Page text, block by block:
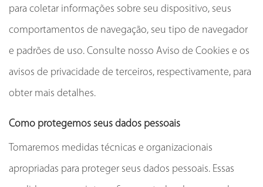
para coletar informações sobre seu dispositivo, seus
comportamentos de navegação, seu tipo de navegador
e padrões de uso. Consulte nosso Aviso de Cookies e os
avisos de privacidade de terceiros, respectivamente, para
obter mais detalhes.
Como protegemos seus dados pessoais
Tomaremos medidas técnicas e organizacionais
apropriadas para proteger seus dados pessoais. Essas